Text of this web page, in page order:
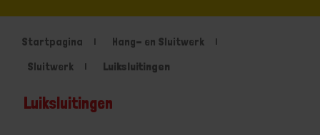
Startpagina
Hang- en Sluitwerk
Sluitwerk
Luiksluitingen
Luiksluitingen